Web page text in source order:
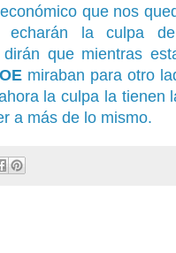
que nos
echarán la culpa
que mientras
miraban para otro
la culpa la tienen
a más de lo mismo.